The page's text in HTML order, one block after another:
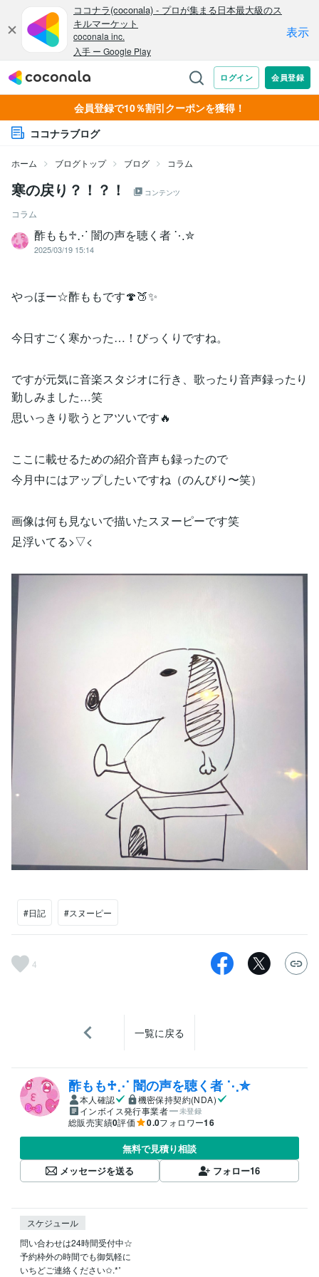
会員登録で10％割引クーポンを獲得！
ココナラブログ
ホーム ブログトップ ブログ コラム
寒の戻り？！？！ コンテンツ
コラム
酢もも♱⋰ 闇の声を聴く者 ⋱✮
2025/03/19 15:14
やっほー☆酢ももです🍄🍑✨
今日すごく寒かった…！びっくりですね。
ですが元気に音楽スタジオに行き、歌ったり音声録ったり
勤しみました…笑
思いっきり歌うとアツいです🔥
ここに載せるための紹介音声も録ったので
今月中にはアップしたいですね（のんびり〜笑）
画像は何も見ないで描いたスヌーピーです笑
足浮いてる>▽<
#日記 #スヌーピー
4
一覧に戻る
酢もも♱⋰ 闇の声を聴く者 ⋱✮
本人確認
機密保持契約(NDA)
インボイス発行事業者
未登録
総販売実績0評価 0.0フォロワー16
無料で見積り相談
メッセージを送る
フォロー16
スケジュール
問い合わせは24時間受付中☆
予約枠外の時間でも御気軽に
いちどご連絡ください✩.*˚